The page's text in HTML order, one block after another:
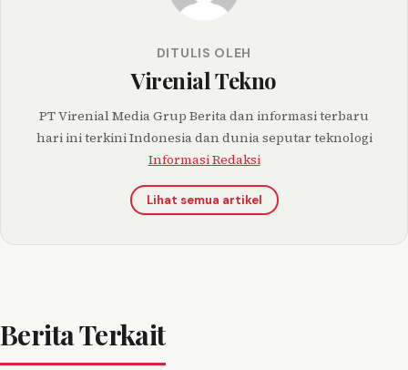
DITULIS OLEH
Virenial Tekno
PT Virenial Media Grup Berita dan informasi terbaru
hari ini terkini Indonesia dan dunia seputar teknologi
Informasi Redaksi
Lihat semua artikel
Berita Terkait